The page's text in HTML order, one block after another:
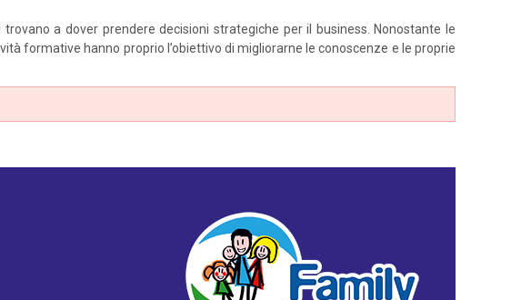
a dover prendere decisioni strategiche per il business. Nonostante le
formative hanno proprio l’obiettivo di migliorarne le conoscenze e le proprie